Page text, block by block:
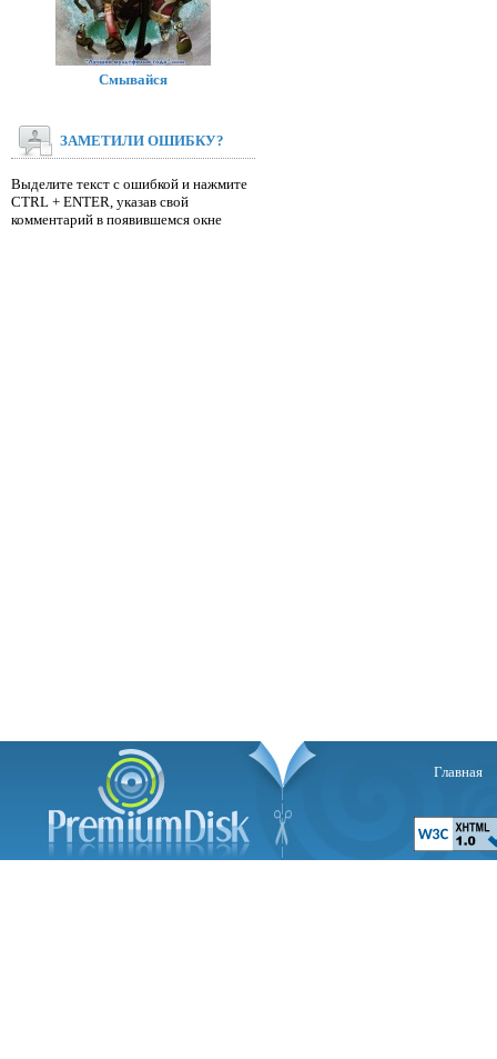
Смывайся
ЗАМЕТИЛИ ОШИБКУ?
Выделите текст с ошибкой и нажмите
CTRL + ENTER, указав свой
комментарий в появившемся окне
Главная